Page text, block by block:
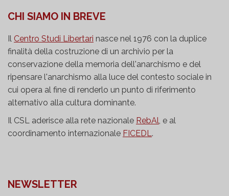
CHI SIAMO IN BREVE
Il Centro Studi Libertari nasce nel 1976 con la duplice
finalità della costruzione di un archivio per la
conservazione della memoria dell'anarchismo e del
ripensare l'anarchismo alla luce del contesto sociale in
cui opera al fine di renderlo un punto di riferimento
alternativo alla cultura dominante.
Il CSL aderisce alla rete nazionale RebAl, e al
coordinamento internazionale FICEDL.
NEWSLETTER